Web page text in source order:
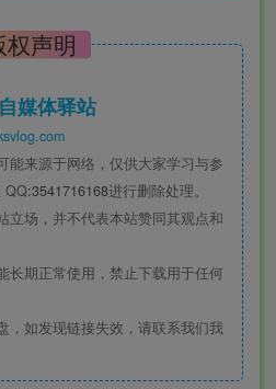
权声明
媒体驿站
能来源于网络，仅供大家学习与参
QQ:3541716168进行删除处理。
立场，并不代表本站赞同其观点和
长期正常使用，禁止下载用于任何
，如发现链接失效，请联系我们我